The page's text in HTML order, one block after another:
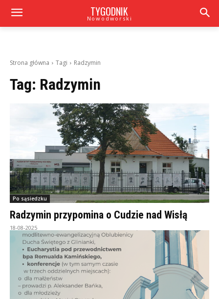
TYGODNIK
Nowodworski
Strona główna Tagi Radzymin
Tag: Radzymin
Po sąsiedzku
Radzymin przypomina o Cudzie nad Wisłą
18-08-2025